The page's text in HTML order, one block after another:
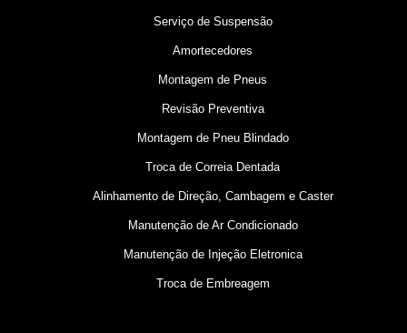
Serviço de Suspensão
Amortecedores
Montagem de Pneus
Revisão Preventiva
Montagem de Pneu Blindado
Troca de Correia Dentada
Alinhamento de Direção, Cambagem e Caster
Manutenção de Ar Condicionado
Manutenção de Injeção Eletronica
Troca de Embreagem